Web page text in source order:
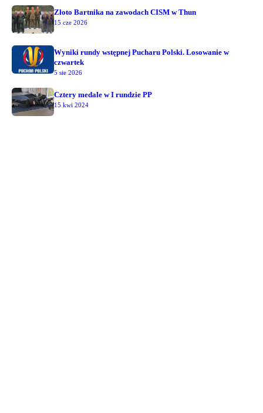
Złoto Bartnika na zawodach CISM w Thun
15 cze 2026
Wyniki rundy wstępnej Pucharu Polski. Losowanie w
czwartek
5 sie 2026
Cztery medale w I rundzie PP
15 kwi 2024